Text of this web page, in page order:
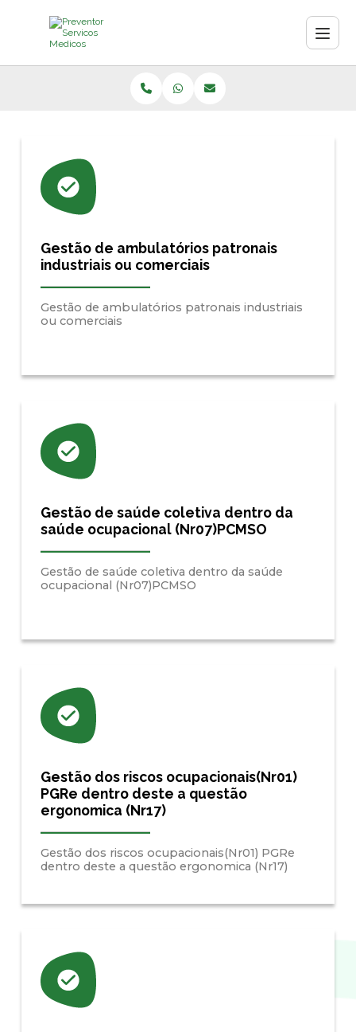
Gestão de ambulatórios patronais
industriais ou comerciais
Gestão de ambulatórios patronais industriais
ou comerciais
Gestão de saúde coletiva dentro da
saúde ocupacional (Nr07)PCMSO
Gestão de saúde coletiva dentro da saúde
ocupacional (Nr07)PCMSO
Gestão dos riscos ocupacionais(Nr01)
PGRe dentro deste a questão
ergonomica (Nr17)
Gestão dos riscos ocupacionais(Nr01) PGRe
dentro deste a questão ergonomica (Nr17)